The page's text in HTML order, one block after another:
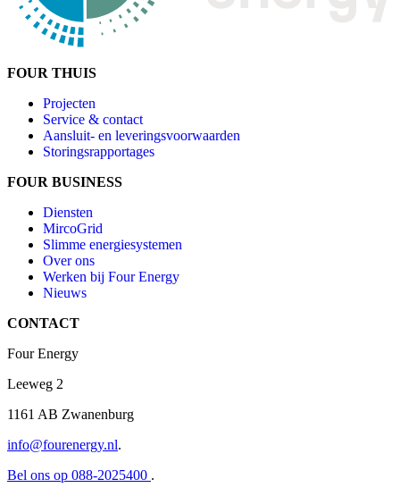
FOUR THUIS
Projecten
Service & contact
Aansluit- en leveringsvoorwaarden
Storingsrapportages
FOUR BUSINESS
Diensten
MircoGrid
Slimme energiesystemen
Over ons
Werken bij Four Energy
Nieuws
CONTACT
Four Energy
Leeweg 2
1161 AB Zwanenburg
info@fourenergy.nl.
Bel ons op 088-2025400 .